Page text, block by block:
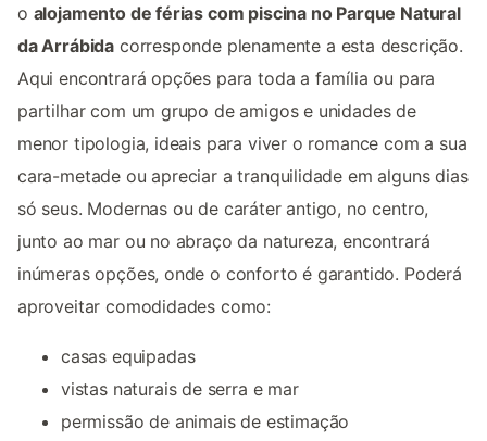
o alojamento de férias com piscina no Parque Natural
da Arrábida corresponde plenamente a esta descrição.
Aqui encontrará opções para toda a família ou para
partilhar com um grupo de amigos e unidades de
menor tipologia, ideais para viver o romance com a sua
cara-metade ou apreciar a tranquilidade em alguns dias
só seus. Modernas ou de caráter antigo, no centro,
junto ao mar ou no abraço da natureza, encontrará
inúmeras opções, onde o conforto é garantido. Poderá
aproveitar comodidades como:
casas equipadas
vistas naturais de serra e mar
permissão de animais de estimação